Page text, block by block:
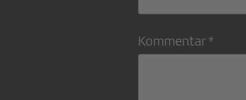
Kommentar *